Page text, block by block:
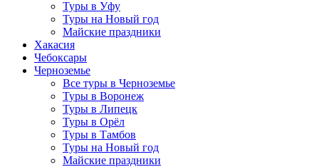
Туры в Уфу
Туры на Новый год
Майские праздники
Хакасия
Чебоксары
Черноземье
Все туры в Черноземье
Туры в Воронеж
Туры в Липецк
Туры в Орёл
Туры в Тамбов
Туры на Новый год
Майские праздники